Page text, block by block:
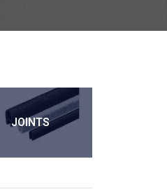
JOINTS